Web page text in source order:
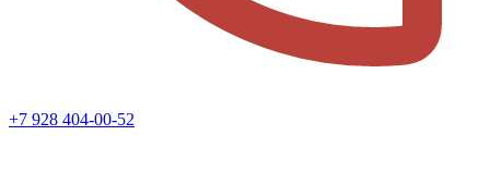
+7 928 404-00-52